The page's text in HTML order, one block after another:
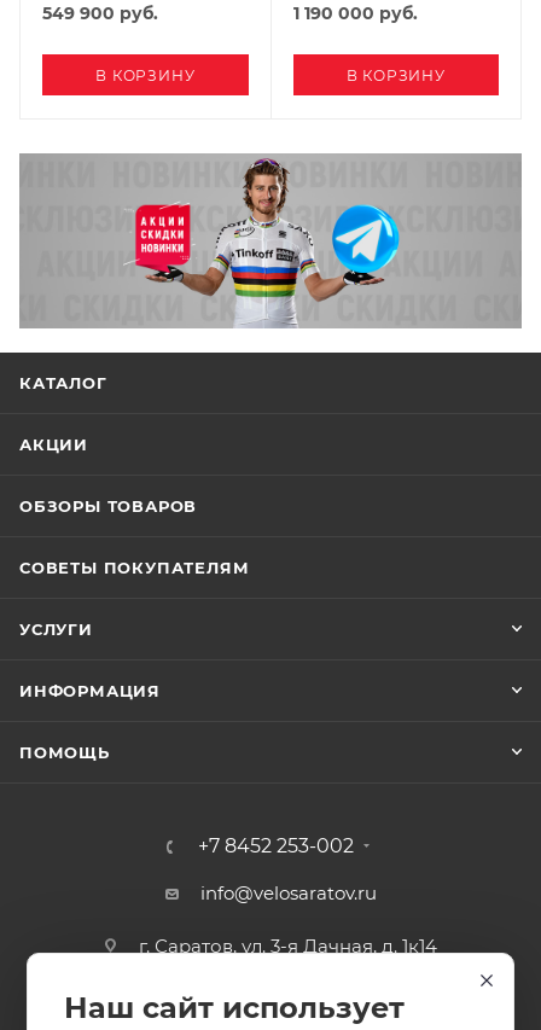
549 900 руб.
В КОРЗИНУ
1 190 000 руб.
В КОРЗИНУ
КАТАЛОГ
АКЦИИ
ОБЗОРЫ ТОВАРОВ
СОВЕТЫ ПОКУПАТЕЛЯМ
УСЛУГИ
ИНФОРМАЦИЯ
ПОМОЩЬ
+7 8452 253-002
info@velosaratov.ru
г. Саратов, ул. 3-я Дачная, д. 1к14
Наш сайт использует